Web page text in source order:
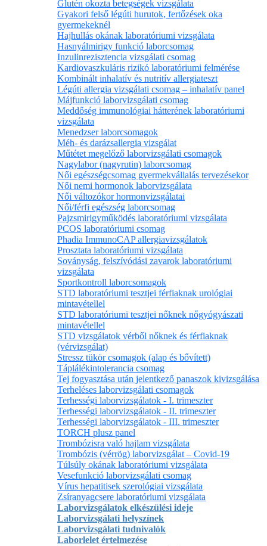
Glutén okozta betegségek vizsgálata
Gyakori felső légúti hurutok, fertőzések oka
gyermekeknél
Hajhullás okának laboratóriumi vizsgálata
Hasnyálmirigy funkció laborcsomag
Inzulinrezisztencia vizsgálati csomag
Kardiovaszkuláris rizikó laboratóriumi felmérése
Kombinált inhalatív és nutritív allergiateszt
Légúti allergia vizsgálati csomag – inhalatív panel
Májfunkció laborvizsgálati csomag
Meddőség immunológiai hátterének laboratóriumi
vizsgálata
Menedzser laborcsomagok
Méh- és darázsallergia vizsgálat
Műtétet megelőző laborvizsgálati csomagok
Nagylabor (nagyrutin) laborcsomag
Női egészségcsomag gyermekvállalás tervezésekor
Női nemi hormonok laborvizsgálata
Női változókor hormonvizsgálatai
Női/férfi egészség laborcsomag
Pajzsmirigyműködés laboratóriumi vizsgálata
PCOS laboratóriumi csomag
Phadia ImmunoCAP allergiavizsgálatok
Prosztata laboratóriumi vizsgálata
Soványság, felszívódási zavarok laboratóriumi
vizsgálata
Sportkontroll laborcsomagok
STD laboratóriumi tesztjei férfiaknak urológiai
mintavétellel
STD laboratóriumi tesztjei nőknek nőgyógyászati
mintavétellel
STD vizsgálatok vérből nőknek és férfiaknak
(vérvizsgálat)
Stressz tükör csomagok (alap és bővített)
Táplálékintolerancia csomag
Tej fogyasztása után jelentkező panaszok kivizsgálása
Terheléses laborvizsgálati csomagok
Terhességi laborvizsgálatok - I. trimeszter
Terhességi laborvizsgálatok - II. trimeszter
Terhességi laborvizsgálatok - III. trimeszter
TORCH plusz panel
Trombózisra való hajlam vizsgálata
Trombózis (vérrög) laborvizsgálat – Covid-19
Túlsúly okának laboratóriumi vizsgálata
Vesefunkció laborvizsgálati csomag
Vírus hepatitisek szerológiai vizsgálata
Zsíranyagcsere laboratóriumi vizsgálata
Laborvizsgálatok elkészülési ideje
Laborvizsgálati helyszínek
Laborvizsgálati tudnivalók
Laborlelet értelmezése